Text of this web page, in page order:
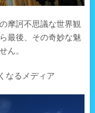
摩訶不思議な世界観
最後、その奇妙な魅
ん。
なるメディア